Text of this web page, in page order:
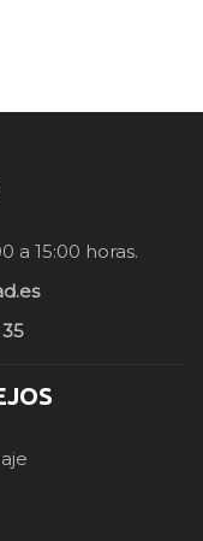
a 15:00 horas.